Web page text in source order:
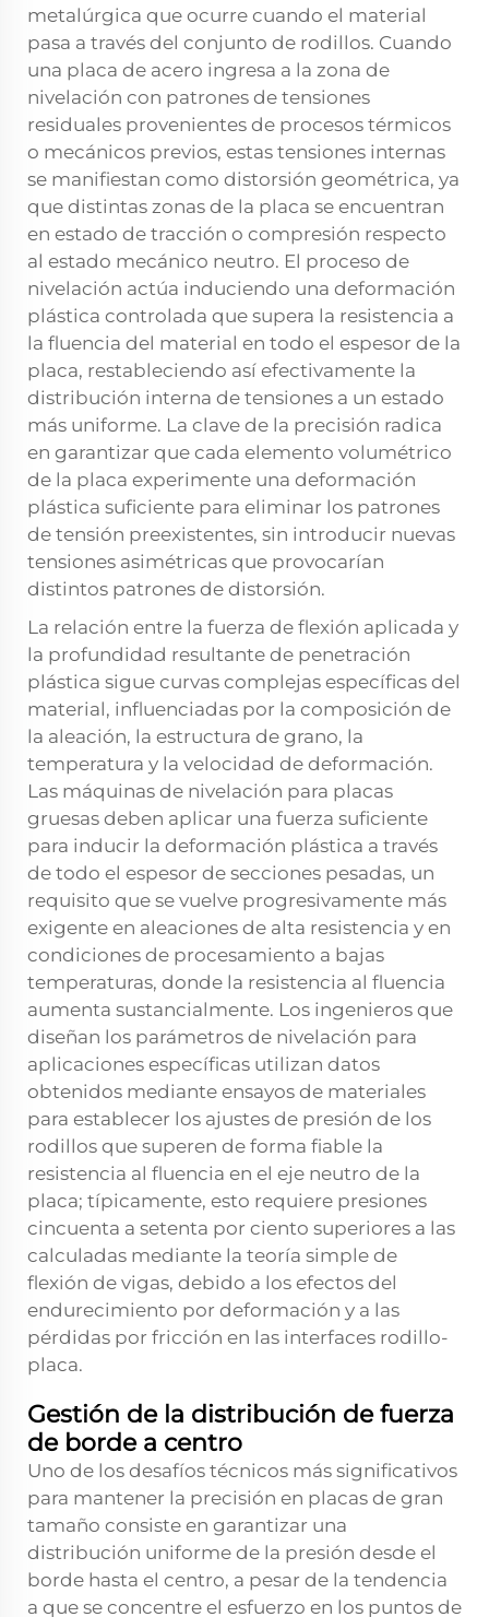
metalúrgica que ocurre cuando el material
pasa a través del conjunto de rodillos. Cuando
una placa de acero ingresa a la zona de
nivelación con patrones de tensiones
residuales provenientes de procesos térmicos
o mecánicos previos, estas tensiones internas
se manifiestan como distorsión geométrica, ya
que distintas zonas de la placa se encuentran
en estado de tracción o compresión respecto
al estado mecánico neutro. El proceso de
nivelación actúa induciendo una deformación
plástica controlada que supera la resistencia a
la fluencia del material en todo el espesor de la
placa, restableciendo así efectivamente la
distribución interna de tensiones a un estado
más uniforme. La clave de la precisión radica
en garantizar que cada elemento volumétrico
de la placa experimente una deformación
plástica suficiente para eliminar los patrones
de tensión preexistentes, sin introducir nuevas
tensiones asimétricas que provocarían
distintos patrones de distorsión.
La relación entre la fuerza de flexión aplicada y
la profundidad resultante de penetración
plástica sigue curvas complejas específicas del
material, influenciadas por la composición de
la aleación, la estructura de grano, la
temperatura y la velocidad de deformación.
Las máquinas de nivelación para placas
gruesas deben aplicar una fuerza suficiente
para inducir la deformación plástica a través
de todo el espesor de secciones pesadas, un
requisito que se vuelve progresivamente más
exigente en aleaciones de alta resistencia y en
condiciones de procesamiento a bajas
temperaturas, donde la resistencia al fluencia
aumenta sustancialmente. Los ingenieros que
diseñan los parámetros de nivelación para
aplicaciones específicas utilizan datos
obtenidos mediante ensayos de materiales
para establecer los ajustes de presión de los
rodillos que superen de forma fiable la
resistencia al fluencia en el eje neutro de la
placa; típicamente, esto requiere presiones
cincuenta a setenta por ciento superiores a las
calculadas mediante la teoría simple de
flexión de vigas, debido a los efectos del
endurecimiento por deformación y a las
pérdidas por fricción en las interfaces rodillo-
placa.
Gestión de la distribución de fuerza
de borde a centro
Uno de los desafíos técnicos más significativos
para mantener la precisión en placas de gran
tamaño consiste en garantizar una
distribución uniforme de la presión desde el
borde hasta el centro, a pesar de la tendencia
a que se concentre el esfuerzo en los puntos de